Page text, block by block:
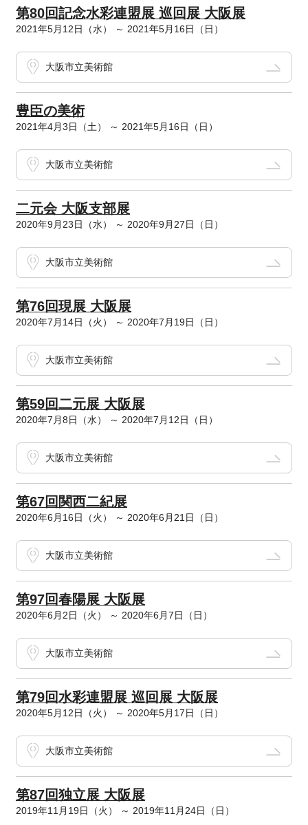
第80回記念水彩連盟展 巡回展 大阪展
2021年5月12日（水） ～ 2021年5月16日（日）
大阪市立美術館
豊臣の美術
2021年4月3日（土） ～ 2021年5月16日（日）
大阪市立美術館
二元会 大阪支部展
2020年9月23日（水） ～ 2020年9月27日（日）
大阪市立美術館
第76回現展 大阪展
2020年7月14日（火） ～ 2020年7月19日（日）
大阪市立美術館
第59回二元展 大阪展
2020年7月8日（水） ～ 2020年7月12日（日）
大阪市立美術館
第67回関西二紀展
2020年6月16日（火） ～ 2020年6月21日（日）
大阪市立美術館
第97回春陽展 大阪展
2020年6月2日（火） ～ 2020年6月7日（日）
大阪市立美術館
第79回水彩連盟展 巡回展 大阪展
2020年5月12日（火） ～ 2020年5月17日（日）
大阪市立美術館
第87回独立展 大阪展
2019年11月19日（火） ～ 2019年11月24日（日）